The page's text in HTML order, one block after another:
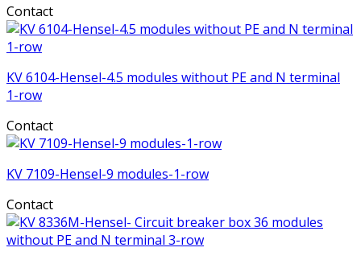
Contact
KV 6104-Hensel-4.5 modules without PE and N terminal
1-row
Contact
KV 7109-Hensel-9 modules-1-row
Contact